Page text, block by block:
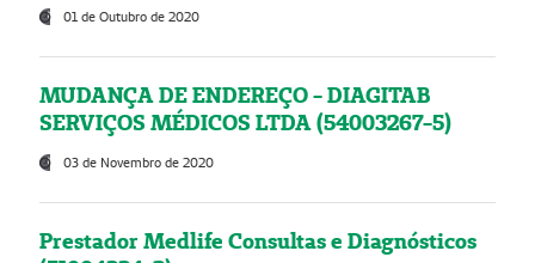
01 de Outubro de 2020
MUDANÇA DE ENDEREÇO - DIAGITAB
SERVIÇOS MÉDICOS LTDA (54003267-5)
03 de Novembro de 2020
Prestador Medlife Consultas e Diagnósticos